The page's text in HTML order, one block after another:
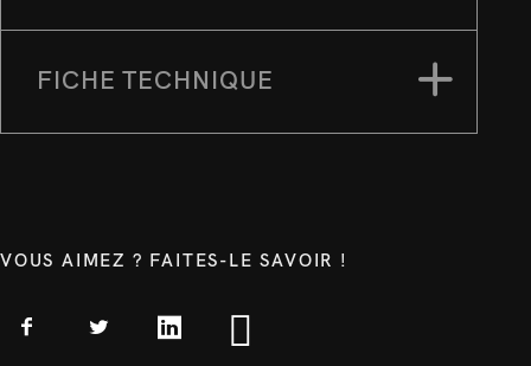
FICHE TECHNIQUE
VOUS AIMEZ ? FAITES-LE SAVOIR !